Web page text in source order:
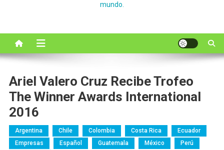
mundo.
Ariel Valero Cruz Recibe Trofeo
The Winner Awards International
2016
Argentina Chile Colombia Costa Rica
Ecuador
Empresas
Español Guatemala México
Perú